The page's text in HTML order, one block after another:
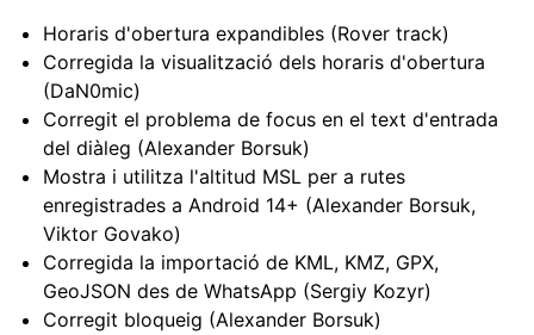
Horaris d'obertura expandibles (Rover track)
Corregida la visualització dels horaris d'obertura
(DaN0mic)
Corregit el problema de focus en el text d'entrada
del diàleg (Alexander Borsuk)
Mostra i utilitza l'altitud MSL per a rutes
enregistrades a Android 14+ (Alexander Borsuk,
Viktor Govako)
Corregida la importació de KML, KMZ, GPX,
GeoJSON des de WhatsApp (Sergiy Kozyr)
Corregit bloqueig (Alexander Borsuk)